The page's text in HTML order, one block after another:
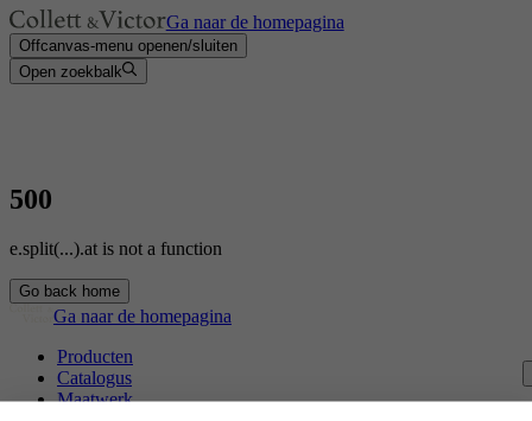
Ga naar de homepagina
Offcanvas-menu openen/sluiten
Open zoekbalk
500
e.split(...).at is not a function
Go back home
Ga naar de homepagina
Producten
Catalogus
Maatwerk